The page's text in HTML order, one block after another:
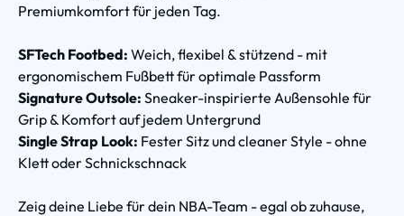
Premiumkomfort für jeden Tag.
SFTech Footbed: Weich, flexibel & stützend - mit
ergonomischem Fußbett für optimale Passform
Signature Outsole: Sneaker-inspirierte Außensohle für
Grip & Komfort auf jedem Untergrund
Single Strap Look: Fester Sitz und cleaner Style - ohne
Klett oder Schnickschnack
Zeig deine Liebe für dein NBA-Team - egal ob zuhause,